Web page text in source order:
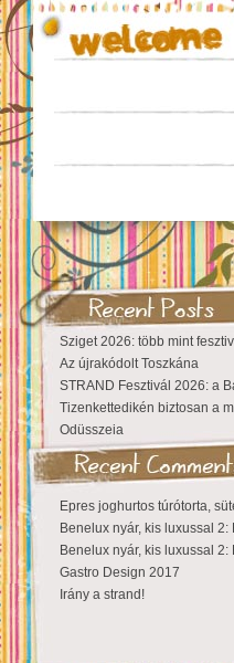
Sziget 2026: több mint
Az újrakódolt Toszkána
STRAND Fesztivál 2026: a
Tizenkettedikén biztosan a
Odüsszeia
Epres joghurtos túrótorta,
Benelux nyár, kis luxussal 2:
Benelux nyár, kis luxussal 2:
Gastro Design 2017
Irány a strand!